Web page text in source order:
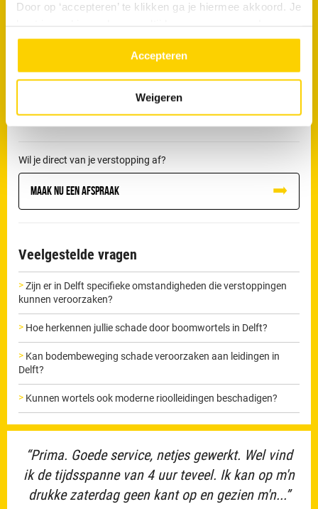
Door op ‘accepteren’ te klikken ga je hiermee akkoord. Je
meer over in onsprivacy beleid.
Accepteren
Weigeren
doorspoelt of wanneer een verstopping blijft terugkomen. Wordt
uiteindelijk leiden tot lekkage of schade aan de riolering.
De loodgieters van RRS in Delft beschikken over professionele
apparatuur om dit soort verstoppingen zorgvuldig te verhelpen
en herhaling te voorkomen.
Wil je direct van je verstopping af?
Maak nu een afspraak
Veelgestelde vragen
Zijn er in Delft specifieke omstandigheden die verstoppingen
kunnen veroorzaken?
Hoe herkennen jullie schade door boomwortels in Delft?
Kan bodembeweging schade veroorzaken aan leidingen in
Delft?
Kunnen wortels ook moderne rioolleidingen beschadigen?
“Prima. Goede service, netjes gewerkt. Wel vind
ik de tijdsspanne van 4 uur teveel. Ik kan op m'n
drukke zaterdag geen kant op en gezien m'n...”